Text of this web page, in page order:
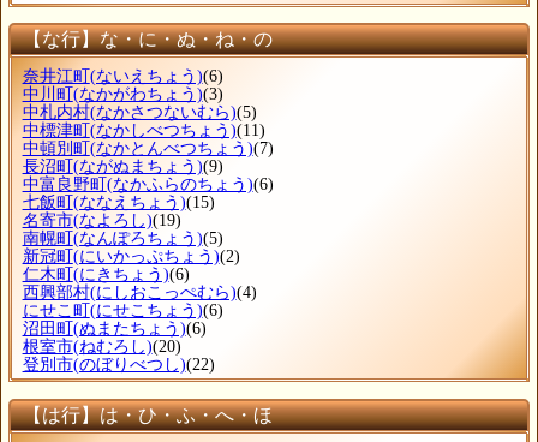
【な行】な・に・ぬ・ね・の
奈井江町 (ないえちょう)(6)
中川町 (なかがわちょう)(3)
中札内村(なかさつないむら)(5)
中標津町 (なかしべつちょう)(11)
中頓別町 (なかとんべつちょう)(7)
長沼町 (ながぬまちょう)(9)
中富良野町 (なかふらのちょう)(6)
七飯町 (ななえちょう)(15)
名寄市(なよろし)(19)
南幌町 (なんぽろちょう)(5)
新冠町 (にいかっぷちょう)(2)
仁木町 (にきちょう)(6)
西興部村(にしおこっぺむら)(4)
にせこ町 (にせこちょう)(6)
沼田町 (ぬまたちょう)(6)
根室市(ねむろし)(20)
登別市(のぼりべつし)(22)
【は行】は・ひ・ふ・へ・ほ